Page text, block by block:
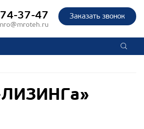
Заказать звонок
37-47